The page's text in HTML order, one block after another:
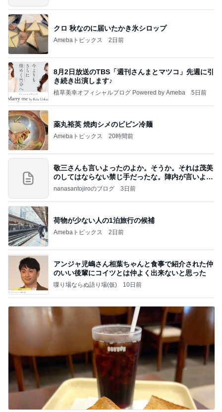
クロ 秋なのに届いたかき氷シロップ
Amebaトピックス 2日前
8月2日放送のTBS「週刊さんまとマツコ」先週に引
き続き出演します♪
植草美幸オフィシャルブログ Powered by Ameba 5日前
薬丸裕英 焼肉シメのビビン冷麺
Amebaトピックス 20時間前
敬三さんも言いよったのよか。そうか。それは茂美
のしてはならない禁じ手だったな。陣内が言いよる
のよ
nanasantojiroのブログ 3日前
荷物が少ない人の1泊旅行の候補
Amebaトピックス 2日前
アンジャ児嶋さん相葉ちゃんと食事で紹介された仲
のいい後輩にコイツとは仲よく出来ないと思った
喋り場ならぬ語り場(仮) 10日前